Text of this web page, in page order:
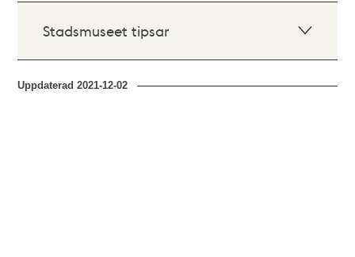
Stadsmuseet tipsar
Uppdaterad2021-12-02